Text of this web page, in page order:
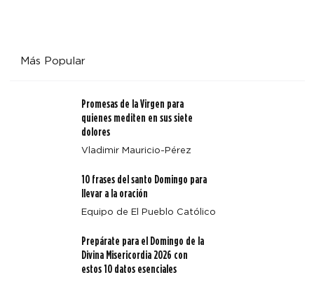
Más Popular
Promesas de la Virgen para
quienes mediten en sus siete
dolores
Vladimir Mauricio-Pérez
10 frases del santo Domingo para
llevar a la oración
Equipo de El Pueblo Católico
Prepárate para el Domingo de la
Divina Misericordia 2026 con
estos 10 datos esenciales